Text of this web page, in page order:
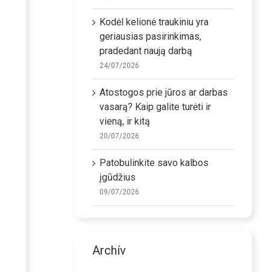
Kodėl kelionė traukiniu yra
geriausias pasirinkimas,
pradedant naują darbą
24/07/2026
Atostogos prie jūros ar darbas
vasarą? Kaip galite turėti ir
vieną, ir kitą
20/07/2026
Patobulinkite savo kalbos
įgūdžius
09/07/2026
Archív